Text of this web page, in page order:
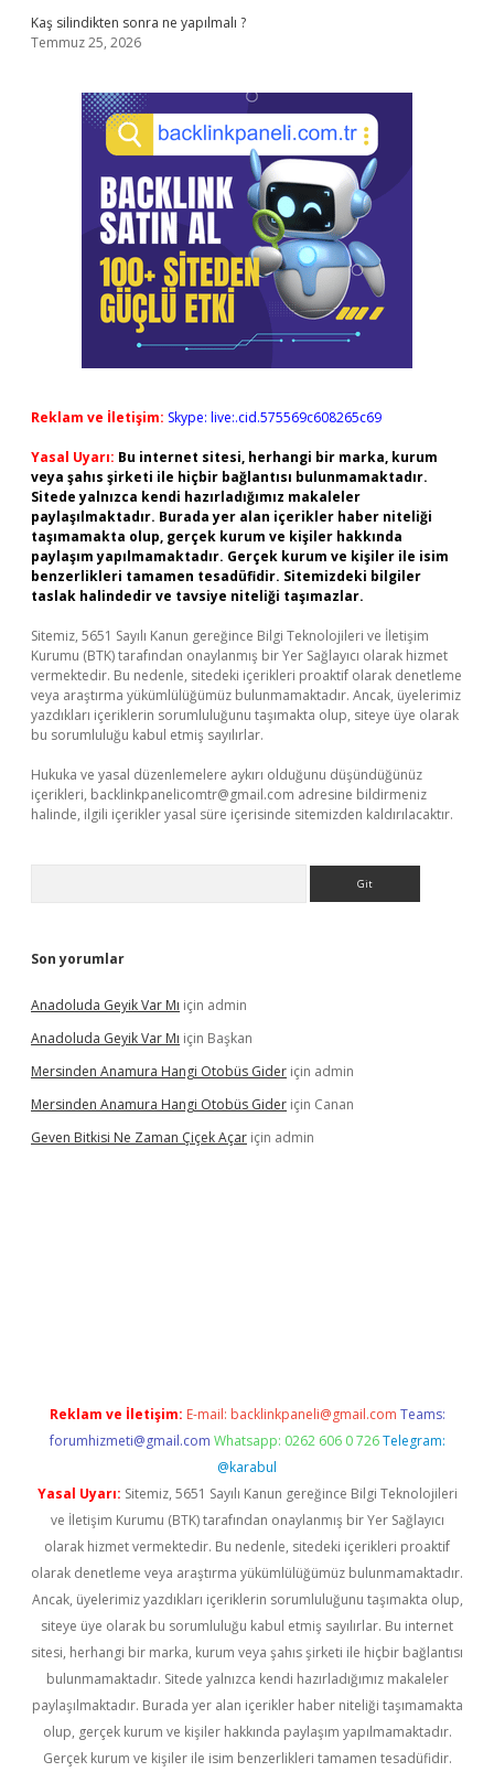
Kaş silindikten sonra ne yapılmalı ?
Temmuz 25, 2026
Reklam ve İletişim: Skype: live:.cid.575569c608265c69
Yasal Uyarı: Bu internet sitesi, herhangi bir marka, kurum
veya şahıs şirketi ile hiçbir bağlantısı bulunmamaktadır.
Sitede yalnızca kendi hazırladığımız makaleler
paylaşılmaktadır. Burada yer alan içerikler haber niteliği
taşımamakta olup, gerçek kurum ve kişiler hakkında
paylaşım yapılmamaktadır. Gerçek kurum ve kişiler ile isim
benzerlikleri tamamen tesadüfidir. Sitemizdeki bilgiler
taslak halindedir ve tavsiye niteliği taşımazlar.
Sitemiz, 5651 Sayılı Kanun gereğince Bilgi Teknolojileri ve İletişim
Kurumu (BTK) tarafından onaylanmış bir Yer Sağlayıcı olarak hizmet
vermektedir. Bu nedenle, sitedeki içerikleri proaktif olarak denetleme
veya araştırma yükümlülüğümüz bulunmamaktadır. Ancak, üyelerimiz
yazdıkları içeriklerin sorumluluğunu taşımakta olup, siteye üye olarak
bu sorumluluğu kabul etmiş sayılırlar.
Hukuka ve yasal düzenlemelere aykırı olduğunu düşündüğünüz
içerikleri, backlinkpanelicomtr@gmail.com adresine bildirmeniz
halinde, ilgili içerikler yasal süre içerisinde sitemizden kaldırılacaktır.
Son yorumlar
Anadoluda Geyik Var Mı için admin
Anadoluda Geyik Var Mı için Başkan
Mersinden Anamura Hangi Otobüs Gider için admin
Mersinden Anamura Hangi Otobüs Gider için Canan
Geven Bitkisi Ne Zaman Çiçek Açar için admin
Reklam ve İletişim: E-mail: backlinkpaneli@gmail.com Teams:
forumhizmeti@gmail.com Whatsapp: 0262 606 0 726 Telegram:
@karabul
Yasal Uyarı: Sitemiz, 5651 Sayılı Kanun gereğince Bilgi Teknolojileri
ve İletişim Kurumu (BTK) tarafından onaylanmış bir Yer Sağlayıcı
olarak hizmet vermektedir. Bu nedenle, sitedeki içerikleri proaktif
olarak denetleme veya araştırma yükümlülüğümüz bulunmamaktadır.
Ancak, üyelerimiz yazdıkları içeriklerin sorumluluğunu taşımakta olup,
siteye üye olarak bu sorumluluğu kabul etmiş sayılırlar. Bu internet
sitesi, herhangi bir marka, kurum veya şahıs şirketi ile hiçbir bağlantısı
bulunmamaktadır. Sitede yalnızca kendi hazırladığımız makaleler
paylaşılmaktadır. Burada yer alan içerikler haber niteliği taşımamakta
olup, gerçek kurum ve kişiler hakkında paylaşım yapılmamaktadır.
Gerçek kurum ve kişiler ile isim benzerlikleri tamamen tesadüfidir.